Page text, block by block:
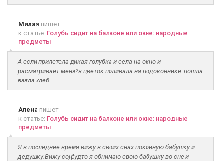
Милая пишет
к статье: Голубь сидит на балконе или окне: народные
предметы
А если прилетела дикая голубка и села на окно и
расматривает меня?я цветок поливала на подоконнике..пошла
взяла хлеб...
Алена пишет
к статье: Голубь сидит на балконе или окне: народные
предметы
Я в последнее время вижу в своих снах покойную бабушку и
дедушку.Вижу соң, будто я обнимаю свою бабушку во сне и